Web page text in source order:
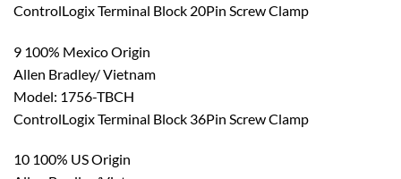
ControlLogix Terminal Block 20Pin Screw Clamp
9 100% Mexico Origin
Allen Bradley/ Vietnam
Model: 1756-TBCH
ControlLogix Terminal Block 36Pin Screw Clamp
10 100% US Origin